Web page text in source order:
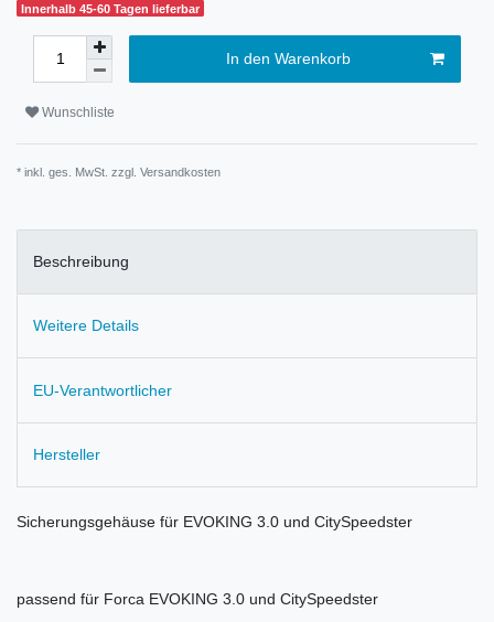
Innerhalb 45-60 Tagen lieferbar
In den Warenkorb
Wunschliste
* inkl. ges. MwSt. zzgl. Versandkosten
Beschreibung
Weitere Details
EU-Verantwortlicher
Hersteller
Sicherungsgehäuse für EVOKING 3.0 und CitySpeedster
passend für Forca EVOKING 3.0 und CitySpeedster